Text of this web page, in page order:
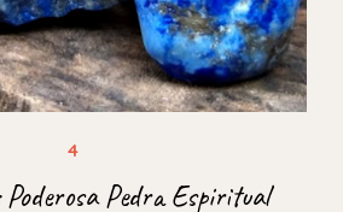
Pedra Espiritual